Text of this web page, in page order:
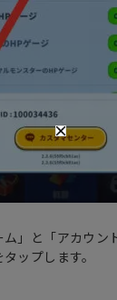
」と「アカウン
ップします。